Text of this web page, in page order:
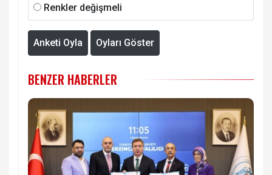
Renkler değişmeli
Anketi Oyla Oyları Göster
BENZER HABERLER